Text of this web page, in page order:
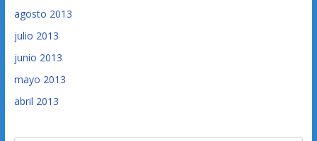
agosto 2013
julio 2013
junio 2013
mayo 2013
abril 2013